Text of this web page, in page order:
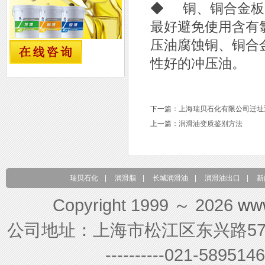
◆ 铜、铜合金板
最好避免使用含有
压油腐蚀铜、铜
性好的冲压油。
下一篇： 上海瑞贝石化有限公司迁
上一篇： 润滑油变质鉴别方法
瑞贝石化 润滑脂 长城润滑油 润滑油出口
Copyright 1999 ～ 2026
公司地址：上海市松江区东兴路
----------021-